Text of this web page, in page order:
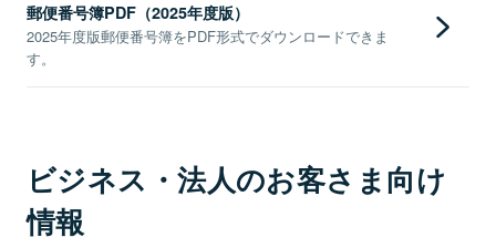
郵便番号簿PDF（2025年度版）
2025年度版郵便番号簿をPDF形式でダウンロードできま
す。
ビジネス・法人のお客さま向け
情報